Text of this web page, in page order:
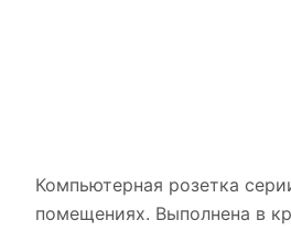
Компьютерная розетка
помещениях. Выполнена в